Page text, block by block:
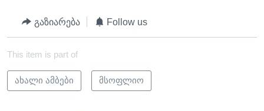
გაზიარება Follow us
This item is part of
ახალი ამბები მსოფლიო